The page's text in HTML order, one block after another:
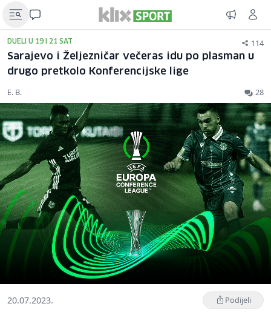
DUELI U 19 I 21 SAT 114
Sarajevo i Željezničar večeras idu po plasman u
drugo pretkolo Konferencijske lige
E. B. 28
20.07.2023. Podijeli